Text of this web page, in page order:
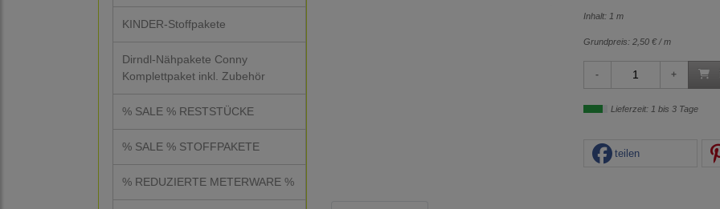
KINDER-Stoffpakete
Dirndl-Nähpakete Conny
Komplettpaket inkl. Zubehör
% SALE % RESTSTÜCKE
% SALE % STOFFPAKETE
% REDUZIERTE METERWARE %
Inhalt: 1 m
Grundpreis: 2,50 € / m
Lieferzeit: 1 bis 3 Tage
teilen